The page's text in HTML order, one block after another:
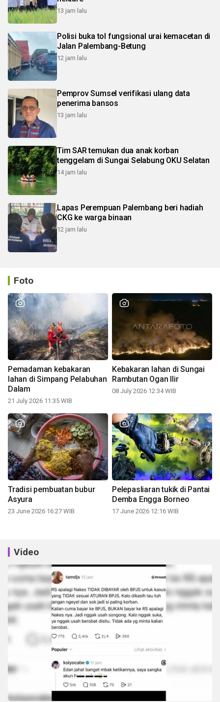
13 jam lalu
Polisi buka tol fungsional urai kemacetan di
Jalan Palembang-Betung
12 jam lalu
Pemprov Sumsel verifikasi ulang data
penerima bansos
13 jam lalu
Tim SAR temukan dua anak korban
tenggelam di Sungai Selabung OKU Selatan
14 jam lalu
Lapas Perempuan Palembang beri hadiah
CKG ke warga binaan
12 jam lalu
Foto
Pemadaman kebakaran
lahan di Simpang Pelabuhan
Dalam
21 July 2026 11:35 WIB
Kebakaran lahan di Sungai
Rambutan Ogan Ilir
08 July 2026 12:34 WIB
Tradisi pembuatan bubur
Asyura
23 June 2026 16:27 WIB
Pelepasliaran tukik di Pantai
Demba Engga Borneo
17 June 2026 12:16 WIB
Video